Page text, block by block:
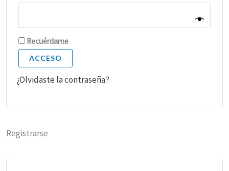
Recuérdame
ACCESO
¿Olvidaste la contraseña?
Registrarse